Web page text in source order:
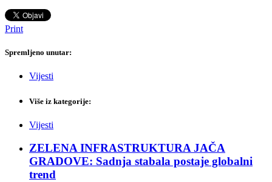
Print
Spremljeno unutar:
Vijesti
Više iz kategorije:
Vijesti
ZELENA INFRASTRUKTURA JAČA
GRADOVE: Sadnja stabala postaje globalni
trend